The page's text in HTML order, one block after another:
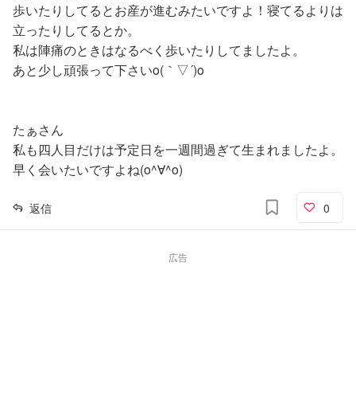
歩いたりしてるとお産が進むみたいですよ！寝てるよりは
立ったりしてるとか。
私は陣痛のときはなるべく歩いたりしてましたよ。
あと少し頑張って下さいo(｀▽´)o
たぁさん
私も四人目だけは予定日を一週間過ぎて生まれましたよ。
早く会いたいですよね(o^∀^o)
返信 0
広告